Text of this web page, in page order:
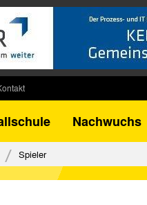
Pokal
Nachwuchs
Spieler